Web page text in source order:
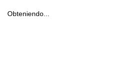
Obteniendo...